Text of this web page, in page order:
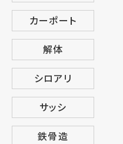
カーポート
解体
シロアリ
サッシ
鉄骨造